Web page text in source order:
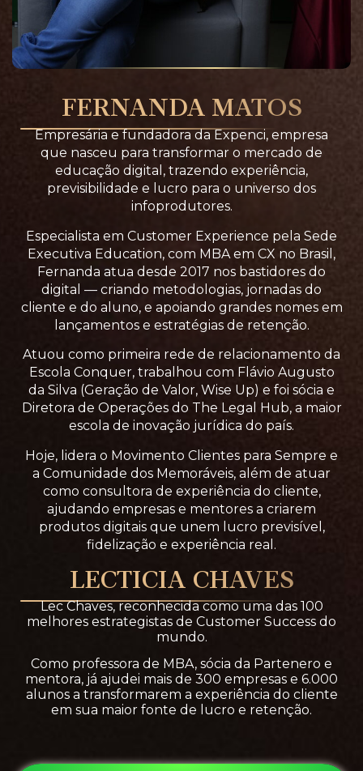
FERNANDA MATOS
Empresária e fundadora da Expenci, empresa
que nasceu para transformar o mercado de
educação digital, trazendo experiência,
previsibilidade e lucro para o universo dos
infoprodutores.
Especialista em Customer Experience pela Sede
Executiva Education, com MBA em CX no Brasil,
Fernanda atua desde 2017 nos bastidores do
digital — criando metodologias, jornadas do
cliente e do aluno, e apoiando grandes nomes em
lançamentos e estratégias de retenção.
Atuou como primeira rede de relacionamento da
Escola Conquer, trabalhou com Flávio Augusto
da Silva (Geração de Valor, Wise Up) e foi sócia e
Diretora de Operações do The Legal Hub, a maior
escola de inovação jurídica do país.
Hoje, lidera o Movimento Clientes para Sempre e
a Comunidade dos Memoráveis, além de atuar
como consultora de experiência do cliente,
ajudando empresas e mentores a criarem
produtos digitais que unem lucro previsível,
fidelização e experiência real .
LECTICIA CHAVES
Lec Chaves, reconhecida comouma das 100
melhores estrategistas de Customer Success do
mundo.
Como professora de MBA, sócia da Partenero e
mentora, já ajudei mais de 300 empresas e 6.000
alunosa transformarem a experiência do cliente
em sua maior fonte de lucro e retenção.